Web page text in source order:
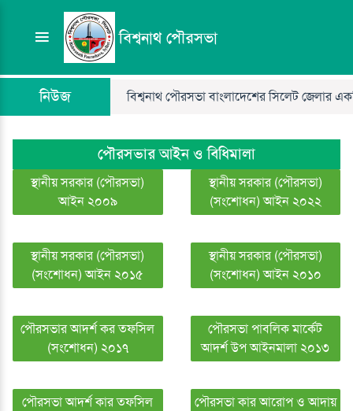
বিশ্বনাথ পৌরসভা
নিউজ বিশ্বনাথ পৌরসভা বাংলাদেশের সিলেট জেলার
পৌরসভার আইন ও বিধিমালা
স্থানীয় সরকার (পৌরসভা)
আইন ২০০৯
স্থানীয় সরকার (পৌরসভা)
(সংশোধন) আইন ২০২২
স্থানীয় সরকার (পৌরসভা)
(সংশোধন) আইন ২০১৫
স্থানীয় সরকার (পৌরসভা)
(সংশোধন) আইন ২০১০
পৌরসভার আদর্শ কর তফসিল
(সংশোধন) ২০১৭
পৌরসভা পাবলিক মার্কেট
আদর্শ উপ আইনমালা ২০১৩
পৌরসভা আদর্শ কার তফসিল
পৌরসভা কার আরোপ ও আদায়